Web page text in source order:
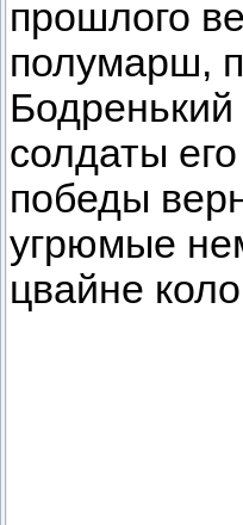
прошлого
полумарш,
солдаты
победы
угрюмые
цвайне